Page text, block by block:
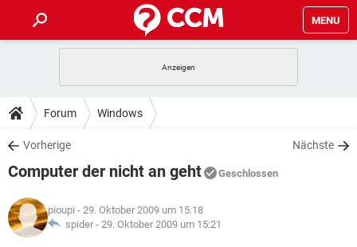
MENU
ANDROID
WINDOWS 10
WHATSAPP TIKTOK
FACEBOOK
TIPPS & TRICKS
SPIELE
WHATSAPP TIKTOK
FACEBOOK
DOWNLOADS
SPIELE STREAMING
ANDROID
WINDOWS 10 INSTAGRAM
FORUM
SPIELE STREAMING
ANDROID
LEXIKON
Forum Windows
Vorherige Nächste
Computer der nicht an geht Geschlossen
pioupi - 29. Oktober 2009 um 15:18
spider - 29. Oktober 2009 um 15:21